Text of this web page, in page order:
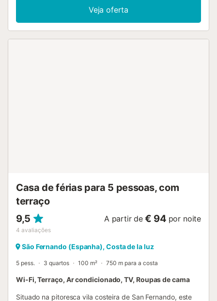
condicionado, bem como uma máquina de lavar roupa. Um
berço e uma cadeira alta também estão disponíveis. Este
aluguer de férias oferece uma área exterior privada com
Veja oferta
Casa de férias para 5 pessoas, com
terraço
9,5
4 avaliações
A partir de € 94 por noite
São Fernando (Espanha), Costa de la luz
5 pess. 3 quartos 100 m² 750 m para a costa
Wi-Fi, Terraço, Ar condicionado, TV, Roupas de cama
Situado na pitoresca vila costeira de San Fernando, este